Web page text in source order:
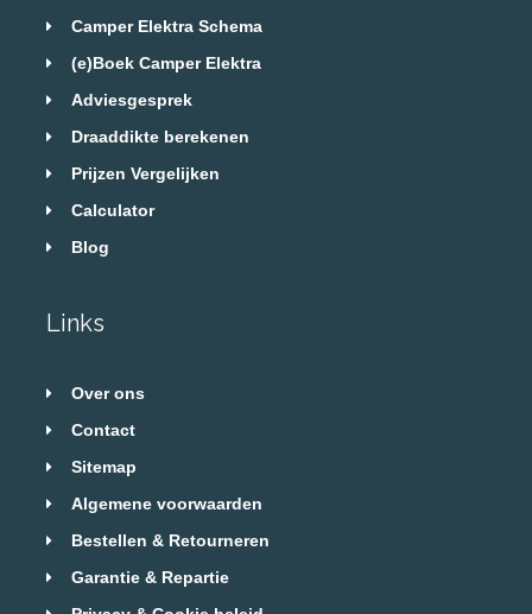
Camper Elektra Schema
(e)Boek Camper Elektra
Adviesgesprek
Draaddikte berekenen
Prijzen Vergelijken
Calculator
Blog
Links
Over ons
Contact
Sitemap
Algemene voorwaarden
Bestellen & Retourneren
Garantie & Repartie